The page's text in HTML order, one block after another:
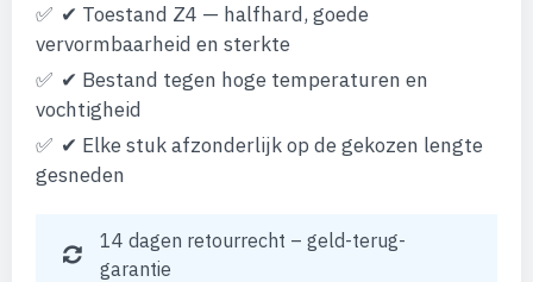
✔ Toestand Z4 — halfhard, goede
vervormbaarheid en sterkte
✔ Bestand tegen hoge temperaturen en
vochtigheid
✔ Elke stuk afzonderlijk op de gekozen lengte
gesneden
14 dagen retourrecht – geld-terug-
garantie